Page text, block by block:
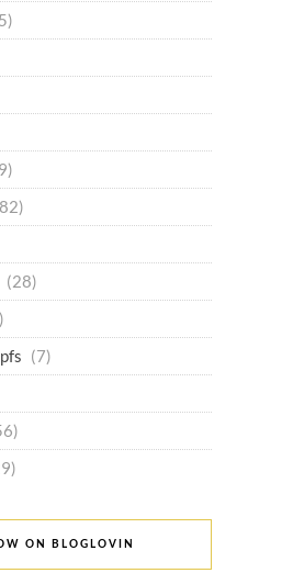
(28)
(7)
ON BLOGLOVIN